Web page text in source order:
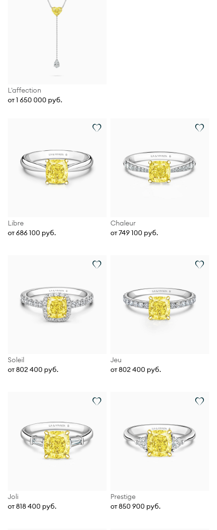
L'affection
от 1 650 000 руб.
Libre
от 686 100 руб.
Chaleur
от 749 100 руб.
Soleil
от 802 400 руб.
Jeu
от 802 400 руб.
Joli
от 818 400 руб.
Prestige
от 850 900 руб.